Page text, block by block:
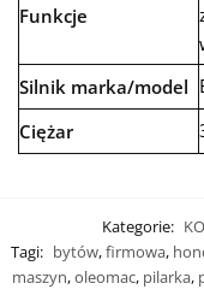
Funkcje
Silnik marka/model
Ciężar
Kategorie:
Tagi: bytów,firmowa,
maszyn,oleomac, pilarka,